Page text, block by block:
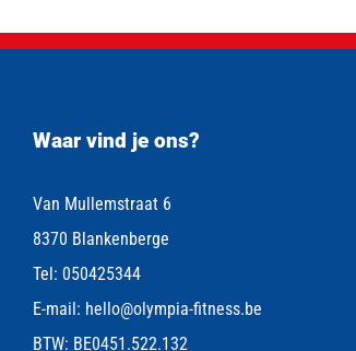
Waar vind je ons?
Van Mullemstraat 6
8370 Blankenberge
Tel: 050425344
E-mail: hello@olympia-fitness.be
BTW: BE0451.522.132